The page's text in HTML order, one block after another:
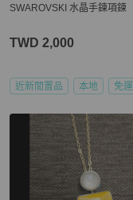
SWAROVSKI 水晶手鍊項鍊
TWD 2,000
近新閒置品 本地 免運